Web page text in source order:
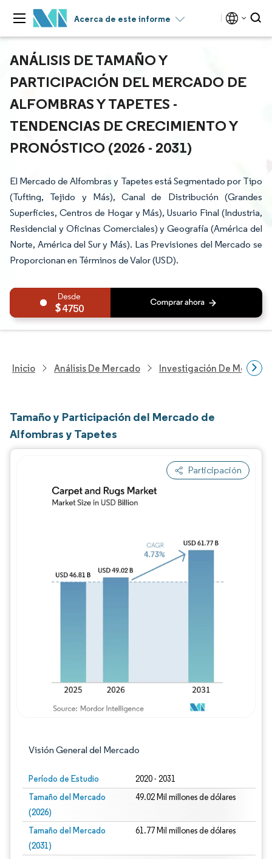
Acerca de este informe
ANÁLISIS DE TAMAÑO Y
PARTICIPACIÓN DEL MERCADO DE
ALFOMBRAS Y TAPETES -
TENDENCIAS DE CRECIMIENTO Y
PRONÓSTICO (2026 - 2031)
El Mercado de Alfombras y Tapetes está Segmentado por Tipo
(Tufting, Tejido y Más), Canal de Distribución (Grandes
Superficies, Centros de Hogar y Más), Usuario Final (Industria,
Residencial y Oficinas Comerciales) y Geografía (América del
Norte, América del Sur y Más). Las Previsiones del Mercado se
Proporcionan en Términos de Valor (USD).
4750
Inicio Análisis De Mercado Investigación De Mejoras
Tamaño y Participación del Mercado de
Alfombras y Tapetes
Participación
Visión General del Mercado
Período de Estudio 2020 - 2031
Tamaño del Mercado
(2026)
49.02 Mil millones de dólares
Tamaño del Mercado
(2031)
61.77 Mil millones de dólares